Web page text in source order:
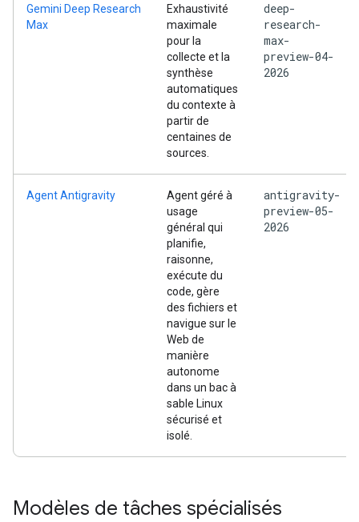
Gemini Deep Research
Max
Exhaustivité
maximale
pour la
collecte et la
synthèse
automatiques
du contexte à
partir de
centaines de
sources.
deep-
research-
max-
preview-04-
2026
Agent Antigravity
Agent géré à
usage
général qui
planifie,
raisonne,
exécute du
code, gère
des fichiers et
navigue sur le
Web de
manière
autonome
dans un bac à
sable Linux
sécurisé et
isolé.
antigravity-
preview-05-
2026
Modèles de tâches spécialisés